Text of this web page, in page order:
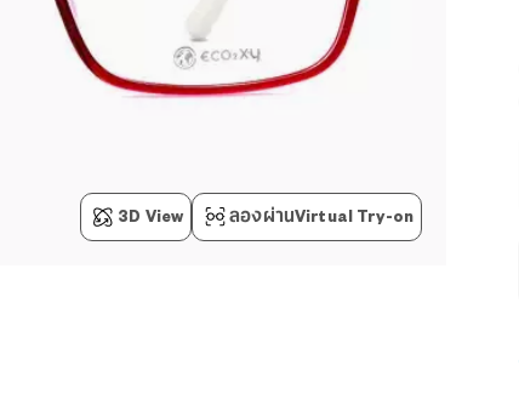
3D View ลองผ่านVirtual Try-on